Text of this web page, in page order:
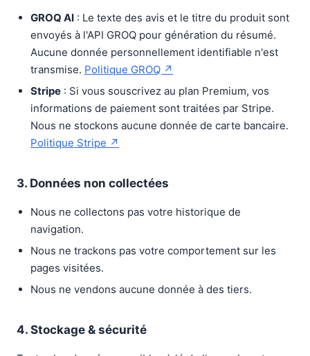
GROQ AI : Le texte des avis et le titre du produit sont
envoyés à l'API GROQ pour génération du résumé.
Aucune donnée personnellement identifiable n'est
transmise. Politique GROQ ↗
Stripe : Si vous souscrivez au plan Premium, vos
informations de paiement sont traitées par Stripe.
Nous ne stockons aucune donnée de carte bancaire.
Politique Stripe ↗
3. Données non collectées
Nous ne collectons pas votre historique de
navigation.
Nous ne trackons pas votre comportement sur les
pages visitées.
Nous ne vendons aucune donnée à des tiers.
4. Stockage & sécurité